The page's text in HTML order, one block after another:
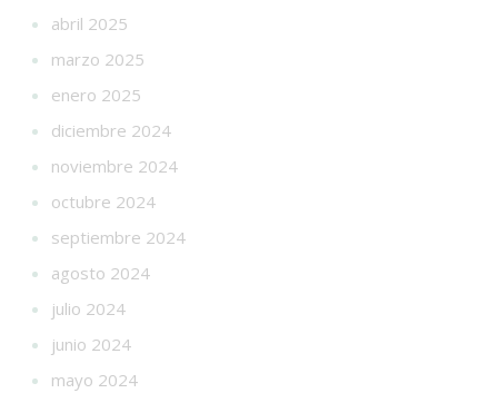
abril 2025
marzo 2025
enero 2025
diciembre 2024
noviembre 2024
octubre 2024
septiembre 2024
agosto 2024
julio 2024
junio 2024
mayo 2024